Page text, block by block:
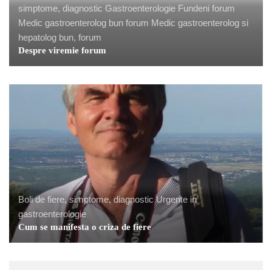
simptome, diagnostic Gastroenterologie Fundeni forum
Medic gastroenterolog bun forum Medic gastroenterolog si
hepatolog bun, forum
Despre viremie forum
Boli de fiere, simptome, diagnostic Urgente in
gastroenterologie
Cum se manifesta o criza de fiere